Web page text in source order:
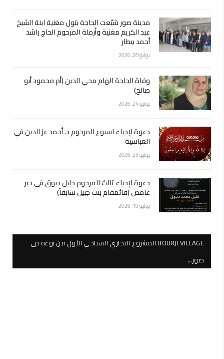
مدينة صور شيّعت الحاجة بتول مغنية ابنة الشيخ
عبد الكريم مغنية وأرملة المرحوم الحاج راشد
أحمد بيطار
يوليو 28, 2026
وفاة الحاجة الهام محي الدين (أم محمود أبو
صالح)
يوليو 24, 2026
دعوة لإحياء اسبوع المرحوم د. أحمد عز الدين في
العباسية
يوليو 23, 2026
دعوة لإحياء ثالث المرحوم خليل دبوق في دير
عامص (قائمقام بنت جبيل سابقاً)
يوليو 19, 2026
BOURJI VILLAGE المشروع التجاري السياحي الأول من نوعه في
صور…